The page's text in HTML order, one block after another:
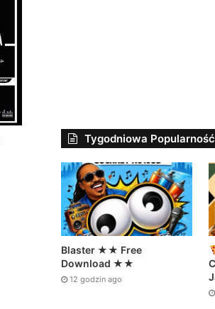
Tygodniowa Popularność
Blaster ★★ Free
Download ★★
12 godzin ago